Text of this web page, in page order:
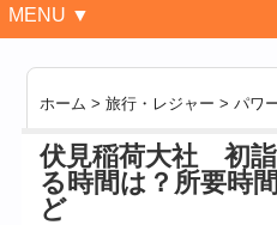
MENU ▼
ホーム >旅行・レジャー >パワ
伏見稲荷大社 初
る時間は？所要時
ど